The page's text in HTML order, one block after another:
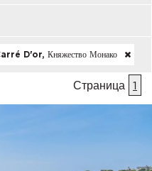
D'or, Княжество Монако
Страница 1